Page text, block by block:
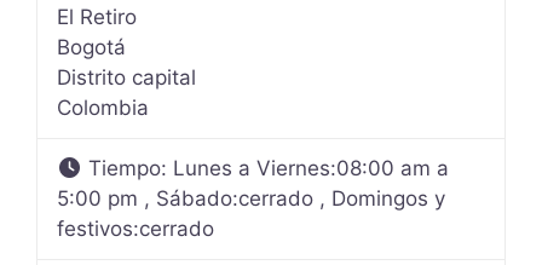
El Retiro
Bogotá
Distrito capital
Colombia
Tiempo: Lunes a Viernes:08:00 am a
5:00 pm , Sábado:cerrado , Domingos y
festivos:cerrado